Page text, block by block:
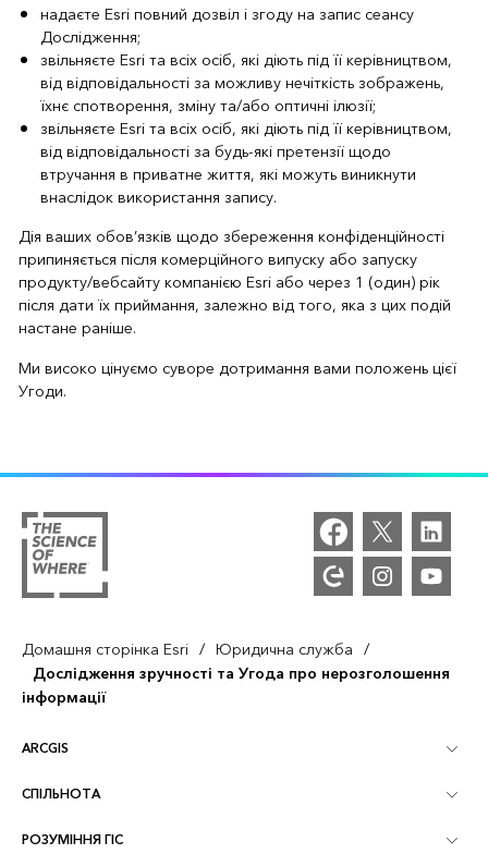
надаєте Esri повний дозвіл і згоду на запис сеансу
Дослідження;
звільняєте Esri та всіх осіб, які діють під її керівництвом,
від відповідальності за можливу нечіткість зображень,
їхнє спотворення, зміну та/або оптичні ілюзії;
звільняєте Esri та всіх осіб, які діють під її керівництвом,
від відповідальності за будь-які претензії щодо
втручання в приватне життя, які можуть виникнути
внаслідок використання запису.
Дія ваших обов’язків щодо збереження конфіденційності
припиняється після комерційного випуску або запуску
продукту/вебсайту компанією Esri або через 1 (один) рік
після дати їх приймання, залежно від того, яка з цих подій
настане раніше.
Ми високо цінуємо суворе дотримання вами положень цієї
Угоди.
Домашня сторінка Esri / Юридична служба /
Дослідження зручності та Угода про нерозголошення
інформації
ARCGIS
Огляд ArcGIS
СПІЛЬНОТА
Спільнота Esri
РОЗУМІННЯ ГІС